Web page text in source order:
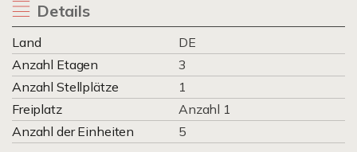
Details
Land
DE
Anzahl Etagen
3
Anzahl Stellplätze
1
Freiplatz
Anzahl 1
Anzahl der Einheiten
5